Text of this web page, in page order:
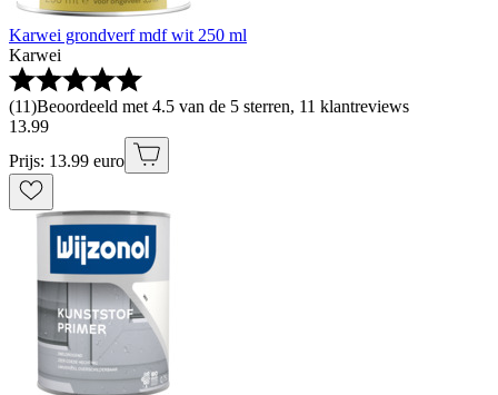
Karwei grondverf mdf wit 250 ml
Karwei
(11)Beoordeeld met 4.5 van de 5 sterren, 11 klantreviews
13.99
Prijs: 13.99 euro